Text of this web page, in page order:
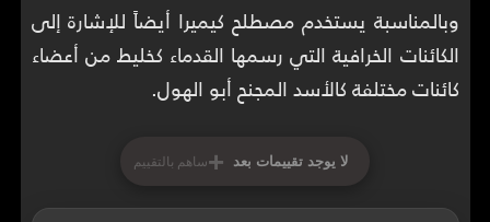
وبالمناسبة يستخدم مصطلح كيميرا أيضاً للإشارة إلى
الكائنات الخرافية التي رسمها القدماء كخليط من أعضاء
كائنات مختلفة كالأسد المجنح أبو الهول.
لا يوجد تقييمات بعد +ساهم بالتقييم